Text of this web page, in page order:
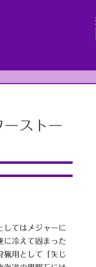
ーストー
してはメジャーに
冷えて固まった
猟用として「矢じ